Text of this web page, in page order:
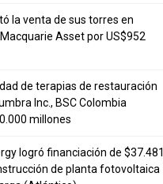
la venta de sus torres en
Asset por US$952
de terapias de restauración
Inc., BSC Colombia
millones
logró financiación de $37.481
de planta fotovoltaica